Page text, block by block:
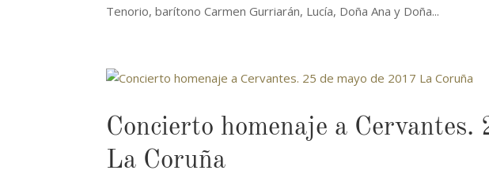
Tenorio, barítono Carmen Gurriarán, Lucía, Doña Ana y Doña...
Concierto homenaje a Cervantes.
La Coruña